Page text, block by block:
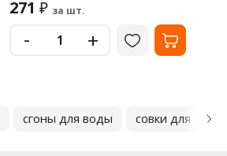
271 ₽ за шт.
- +
сгоны для воды совки для